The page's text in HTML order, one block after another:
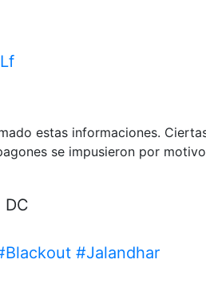
estas informaciones.
se impusieron por
#Jalandhar